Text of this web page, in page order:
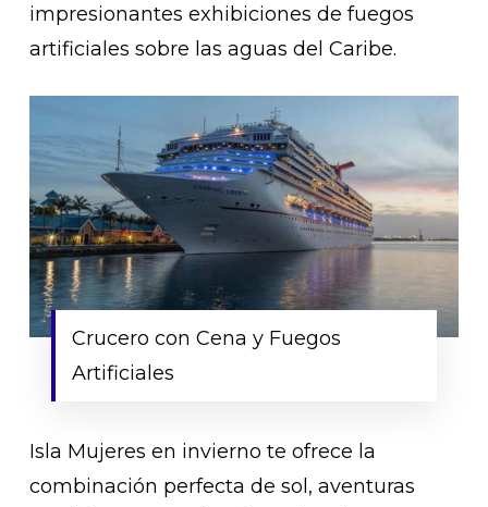
impresionantes exhibiciones de fuegos
artificiales sobre las aguas del Caribe.
Crucero con Cena y Fuegos
Artificiales
Isla Mujeres en invierno te ofrece la
combinación perfecta de sol, aventuras